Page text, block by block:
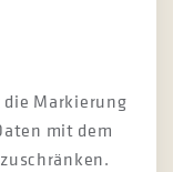
Markierung
mit dem